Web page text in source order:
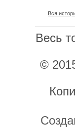
Вся
Весь
©